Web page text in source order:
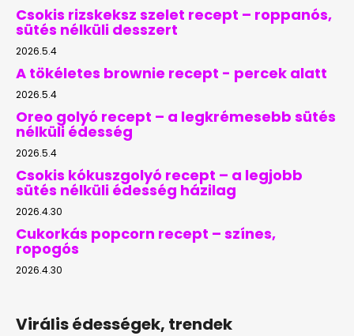
Csokis rizskeksz szelet recept – roppanós,
sütés nélküli desszert
2026.5.4
A tökéletes brownie recept - percek alatt
2026.5.4
Oreo golyó recept – a legkrémesebb sütés
nélküli édesség
2026.5.4
Csokis kókuszgolyó recept – a legjobb
sütés nélküli édesség házilag
2026.4.30
Cukorkás popcorn recept – színes,
ropogós
2026.4.30
Virális édességek, trendek